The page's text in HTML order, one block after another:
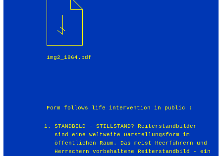
img2_1864.pdf
Form follows life intervention in public :
STANDBILD – STILLSTAND? Reiterstandbilder
sind eine weltweite Darstellungsform im
öffentlichen Raum. Das meist Heerführern und
Herrschern vorbehaltene Reiterstandbild - ein